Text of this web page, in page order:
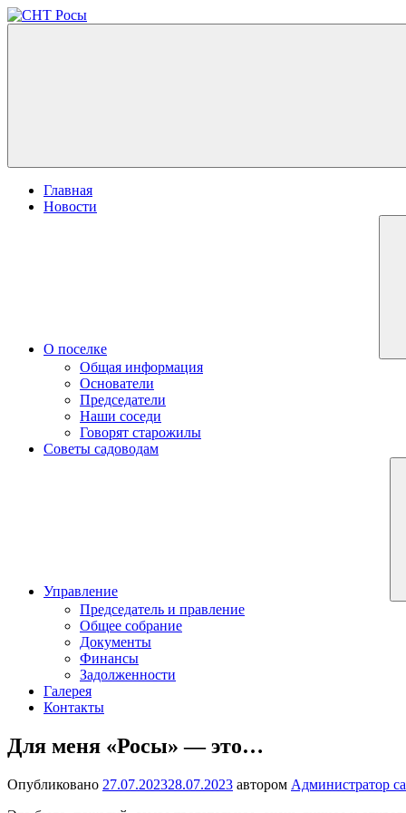
Перейти
к
Главная
Новости
О поселке
Общая информация
Основатели
Председатели
Наши соседи
Говорят старожилы
Советы садоводам
Управление
Председатель и правление
Общее собрание
Документы
Финансы
Задолженности
Галерея
Контакты
Для меня «Росы» — это…
Опубликовано 27.07.202328.07.2023 автором Администратор